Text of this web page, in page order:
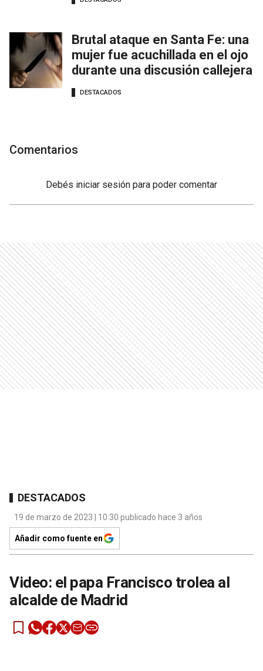
Brutal ataque en Santa Fe: una
mujer fue acuchillada en el ojo
durante una discusión callejera
DESTACADOS
Comentarios
Debés iniciar sesión para poder comentar
DESTACADOS
19 de marzo de 2023 | 10:30 publicado hace 3 años
Añadir como fuente en
Video: el papa Francisco trolea al
alcalde de Madrid